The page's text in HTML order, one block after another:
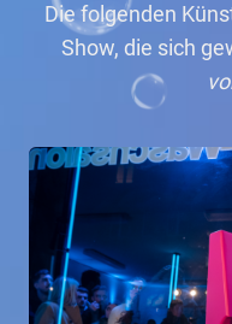
Die folgenden
Show, die sich